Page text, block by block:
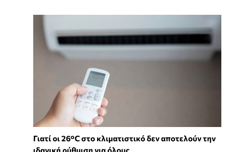
Γιατί οι 26°C στο κλιματιστικό δεν αποτελούν την